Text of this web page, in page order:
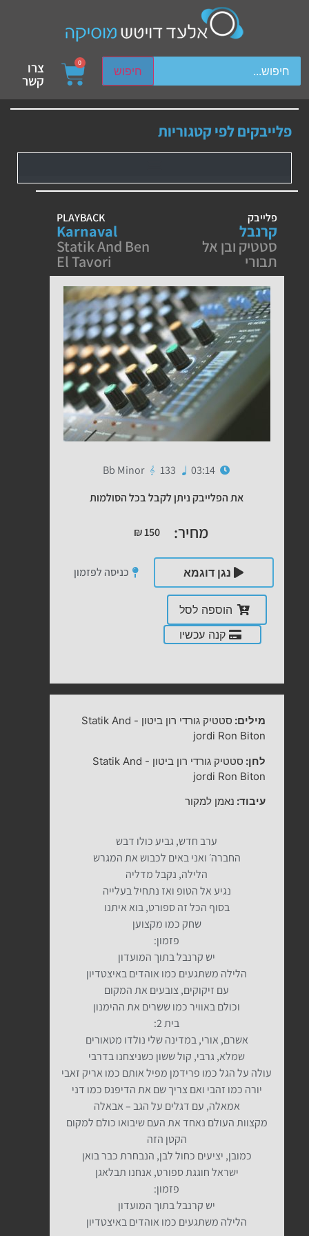
חיפוש
device users, explore by touch or with swipe gestures.
0 צרו
קשר
פלייבקים לפי קטגוריות
פלייבק
קרנבל
סטטיק ובן אל
תבורי
PLAYBACK
Karnaval
Statik And Ben
El Tavori
03:14
133
Bb Minor
את הפלייבק ניתן לקבל בכל הסולמות
מחיר: ₪150
נגן דוגמא כניסה לפזמון
הוספה לסל
קנה עכשיו
מילים: סטטיק גורדי רון ביטון -
Statik And
jordi Ron Biton
לחן: סטטיק גורדי רון ביטון -
Statik And
jordi Ron Biton
עיבוד: נאמן למקור
ערב חדש, גביע כולו דבש
החברה׳ ואני באים לכבוש את המגרש
הלילה, נקבל מדליה
נגיע אל הטופ ואז נתחיל בעלייה
בסוף הכל זה ספורט, בוא איתנו
שחק כמו מקצוען
פזמון:
יש קרנבל בתוך המועדון
הלילה משתגעים כמו אוהדים באיצטדיון
עם זיקוקים, צובעים את המקום
וכולם באוויר כמו ששרים את ההימנון
בית 2:
אשרם, אורי, במדינה שלי נולדו מטאורים
שמלא, גרבי, קול ששון כשניצחנו בדרבי
עולה על הגל כמו פרידמן מפיל אותם כמו אריק זאבי
יורה כמו זהבי ואם צריך שם את הדיפנס כמו דני
אמאלה, עם דגלים על הגב – אבאלה
מקצוות העולם נאחד את העם שיבואו כולם למקום
הקטן הזה
כמובן, יציעים כחול לבן, הנבחרת כבר בואן
ישראל חוגגת ספורט, אנחנו תבלאגן
פזמון:
יש קרנבל בתוך המועדון
הלילה משתגעים כמו אוהדים באיצטדיון